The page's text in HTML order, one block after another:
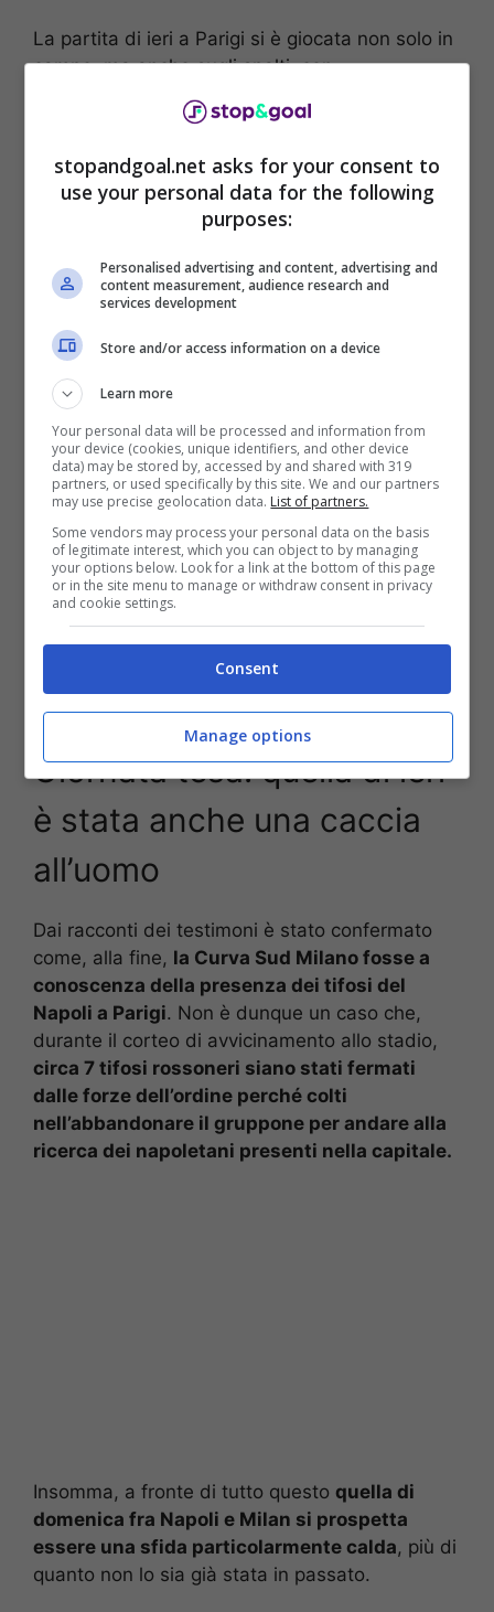
La partita di ieri a Parigi si è giocata non solo in
campo, ma anche sugli spalti, con
protagoniste le tifoserie di Milan e Napoli, che
si sono date un assaggio di quello che poi
Maradona.Un incontro, quello di ieri, che poi
alla fine tanto casuale non è stato, considerato
il fatto che i tifosi partenopei si sono presentati
allo stadio con striscioni provocatori nei
confronti di quelli rossoneri. Il più gettonato
(nonché l’unico mostrato) recitava: “
pezzo di m***a” (FOTO).
Giornata tesa: quella di ieri
è stata anche una caccia
all’uomo
Dai racconti dei testimoni è stato confermato
come, alla fine, la Curva Sud Milano fosse a
conoscenza della presenza dei tifosi del
Napoli a Parigi. Non è dunque un caso che,
durante il corteo di avvicinamento allo stadio,
circa 7 tifosi rossoneri siano stati fermati
dalle forze dell’ordine perché colti
nell’abbandonare il gruppone per andare alla
ricerca dei napoletani presenti nella capitale.
Insomma, a fronte di tutto questo quella di
domenica fra Napoli e Milan si prospetta
essere una sfida particolarmente calda, più di
quanto non lo sia già stata in passato.
stopandgoal.net asks for your consent to
use your personal data for the following
purposes:
Personalised advertising and content, advertising and
content measurement, audience research and
services development
Store and/or access information on a device
Learn more
Your personal data will be processed and information from
your device (cookies, unique identifiers, and other device
data) may be stored by, accessed by and shared with 319
partners, or used specifically by this site. We and our partners
may use precise geolocation data. List of partners.
Some vendors may process your personal data on the basis
of legitimate interest, which you can object to by managing
your options below. Look for a link at the bottom of this page
or in the site menu to manage or withdraw consent in privacy
and cookie settings.
Consent
Manage options